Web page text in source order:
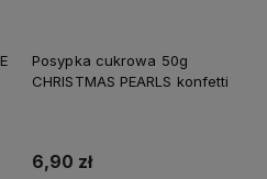
Posypka cukrowa 50g
CHRISTMAS PEARLS konfetti
6,90 zł